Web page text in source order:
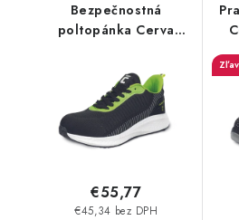
Bezpečnostná
poltopánka Cerva
- čierna-biela
€45,34 bez DPH
€55,77